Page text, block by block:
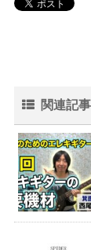
関連記事